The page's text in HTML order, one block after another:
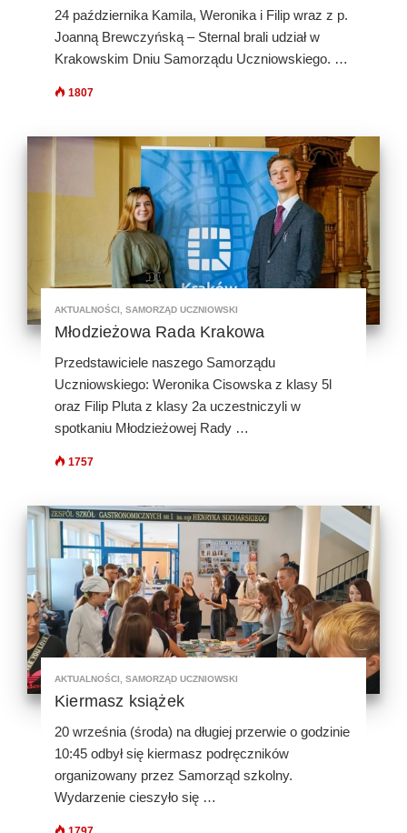
24 października Kamila, Weronika i Filip wraz z p.
Joanną Brewczyńską – Sternal brali udział w
Krakowskim Dniu Samorządu Uczniowskiego. …
1807
AKTUALNOŚCI, SAMORZĄD UCZNIOWSKI
Młodzieżowa Rada Krakowa
Przedstawiciele naszego Samorządu
Uczniowskiego: Weronika Cisowska z klasy 5l
oraz Filip Pluta z klasy 2a uczestniczyli w
spotkaniu Młodzieżowej Rady …
1757
AKTUALNOŚCI, SAMORZĄD UCZNIOWSKI
Kiermasz książek
20 września (środa) na długiej przerwie o godzinie
10:45 odbył się kiermasz podręczników
organizowany przez Samorząd szkolny.
Wydarzenie cieszyło się …